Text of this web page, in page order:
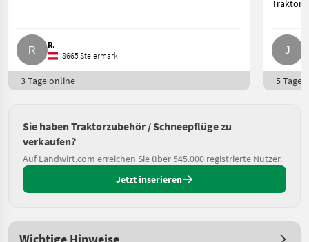
R.
8665 Steiermark
3 Tage online 5 Tage
Sie haben Traktorzubehör / Schneepflüge zu
verkaufen?
Auf Landwirt.com erreichen Sie über 545.000 registrierte Nutzer.
Jetzt inserieren